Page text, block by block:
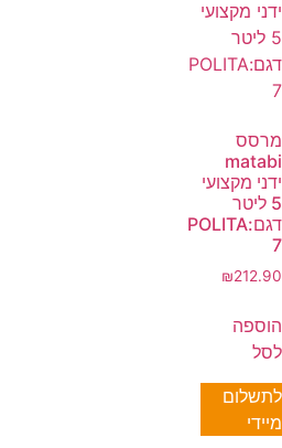
מרסס
matabi
ידני מקצועי
5 ליטר
דגם:POLITA
7
₪212.90
הוספה
לסל
לתשלום
מיידי